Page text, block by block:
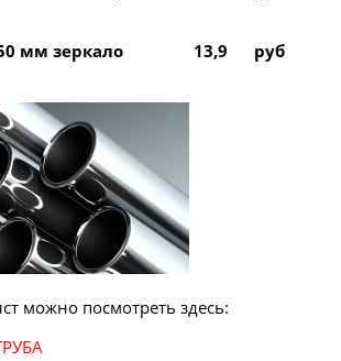
мм зеркало 13,9 руб
можно посмотреть здесь: